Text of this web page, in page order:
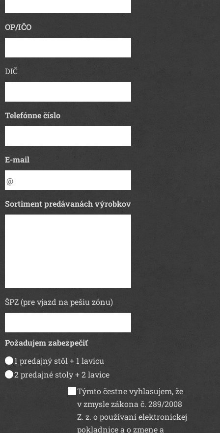
OP/IČO
DIČ
Telefónne číslo
E-mail
Sortiment predávanách výrobkov
ŠPZ (pre vjazd na pešiu zónu)
Požadujem zabezpečiť
1 predajný stôl + 1 lavicu
2 predajné stoly + 2 lavice
Týmto čestne vyhlasujem, že
v zmysle zákona č. 289/2008
Z. z. o používaní elektronickej
pokladnice a o zmene a